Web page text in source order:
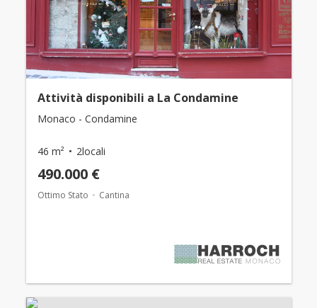
Attività disponibili a La Condamine
Monaco - Condamine
46 m² 2locali
490.000 €
Ottimo Stato Cantina